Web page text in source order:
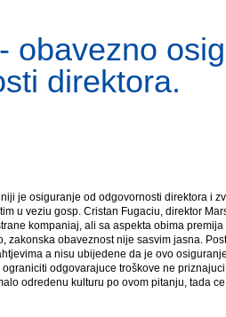
obavezno
direktora.
je osiguranje od odgovornosti direktora i
u veziu gosp. Cristan Fugaciu, direktor
kompaniaj, ali sa aspekta obima
zakonska obaveznost nije sasvim jasna.
a nisu ubijedene da je ovo
odgovarajuce troškove ne
odredenu kulturu po ovom pitanju, tada